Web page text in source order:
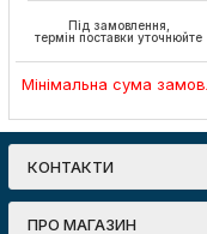
Під замовлення,
термін поставки уточнюйте
Мінімальна сума
КОНТАКТИ
ПРО МАГАЗИН